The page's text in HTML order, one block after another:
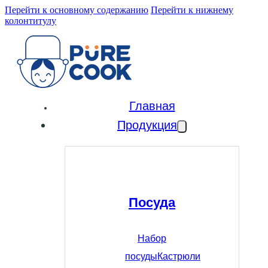
Перейти к основному содержанию Перейти к нижнему
колонтитулу
Главная
Продукция
Посуда
Набор
посудыКастрюли